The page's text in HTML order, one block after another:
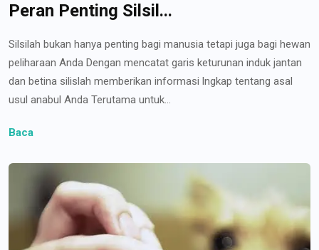
Peran Penting Silsil...
Silsilah bukan hanya penting bagi manusia tetapi juga bagi hewan
peliharaan Anda Dengan mencatat garis keturunan induk jantan
dan betina silislah memberikan informasi lngkap tentang asal
usul anabul Anda Terutama untuk...
Baca